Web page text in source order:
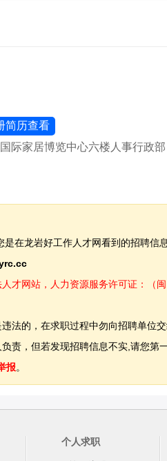
简历查看
际家居博览中心六楼人事行政部
在龙岩好工作人才网看到的招聘信息
才网站，人力资源服务许可证：（
法的，在求职过程中勿向招聘单位
责，但若发现招聘信息不实,请您第
报。
个人求职